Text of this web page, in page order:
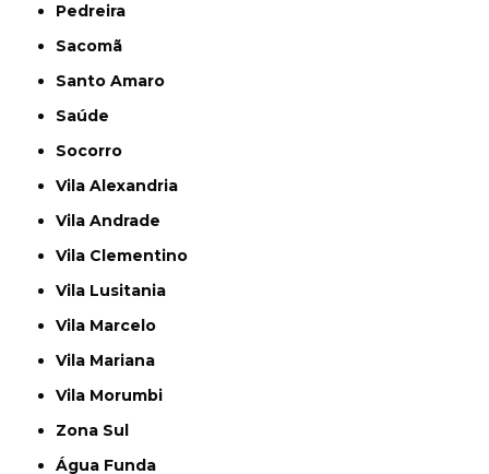
Pedreira
Sacomã
Santo Amaro
Saúde
Socorro
Vila Alexandria
Vila Andrade
Vila Clementino
Vila Lusitania
Vila Marcelo
Vila Mariana
Vila Morumbi
Zona Sul
Água Funda